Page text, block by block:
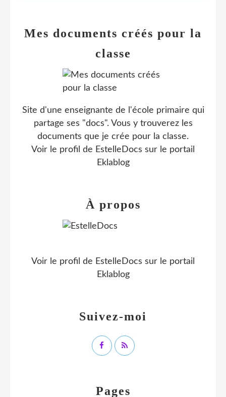
Pages
Mes documents créés pour la
classe
Site d'une enseignante de l'école primaire qui
partage ses "docs". Vous y trouverez les
documents que je crée pour la classe.
Voir le profil de EstelleDocs sur le portail
Eklablog
Suivez-moi
À propos
Voir le profil de EstelleDocs sur le portail
Eklablog